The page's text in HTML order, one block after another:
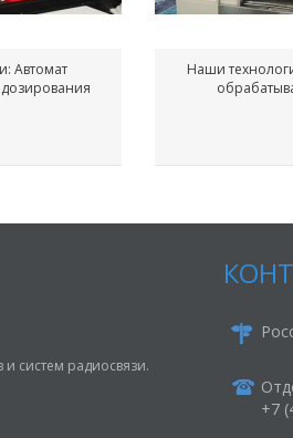
Автомат
Наши
систем радиосвязи.
+7